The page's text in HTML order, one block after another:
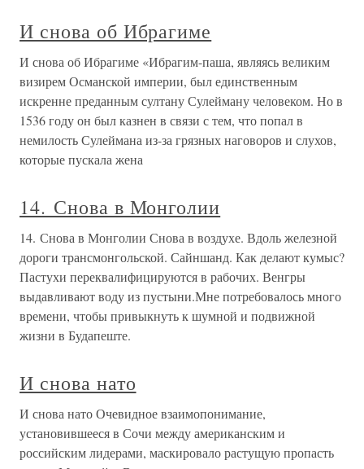
И снова об Ибрагиме
И снова об Ибрагиме «Ибрагим-паша, являясь великим
визирем Османской империи, был единственным
искренне преданным султану Сулейману человеком. Но в
1536 году он был казнен в связи с тем, что попал в
немилость Сулеймана из-за грязных наговоров и слухов,
которые пускала жена
14. Снова в Монголии
14. Снова в Монголии Снова в воздухе. Вдоль железной
дороги трансмонгольской. Сайншанд. Как делают кумыс?
Пастухи переквалифицируются в рабочих. Венгры
выдавливают воду из пустыни.Мне потребовалось много
времени, чтобы привыкнуть к шумной и подвижной
жизни в Будапеште.
И снова нато
И снова нато Очевидное взаимопонимание,
установившееся в Сочи между американским и
российским лидерами, маскировало растущую пропасть